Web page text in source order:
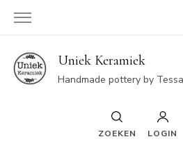
Uniek Keramiek
Handmade pottery by
ZOEKEN LOGIN